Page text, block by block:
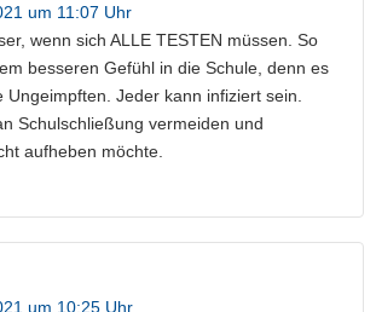
um 11:07 Uhr
wenn sich ALLE TESTEN müssen. So
besseren Gefühl in die Schule, denn es
Ungeimpften. Jeder kann infiziert sein.
Schulschließung vermeiden und
aufheben möchte.
um 10:25 Uhr